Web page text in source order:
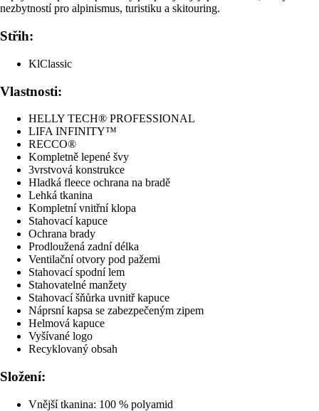
nezbytností pro alpinismus, turistiku a skitouring.
Střih:
KlClassic
Vlastnosti:
HELLY TECH® PROFESSIONAL
LIFA INFINITY™
RECCO®
Kompletně lepené švy
3vrstvová konstrukce
Hladká fleece ochrana na bradě
Lehká tkanina
Kompletní vnitřní klopa
Stahovací kapuce
Ochrana brady
Prodloužená zadní délka
Ventilační otvory pod pažemi
Stahovací spodní lem
Stahovatelné manžety
Stahovací šňůrka uvnitř kapuce
Náprsní kapsa se zabezpečeným zipem
Helmová kapuce
Vyšívané logo
Recyklovaný obsah
Složení:
Vnější tkanina: 100 % polyamid